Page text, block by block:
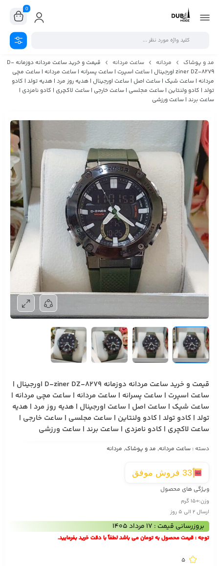
0
مد و پوشاک مردانه ساعت مردانه
قیمت و خرید ساعت مردانه دوزمانه D-
ziner DZ-8279 اورجینال | ساعت اسپرت | ساعت پسرانه | ساعت مردانه | ساعت مچی
مردانه | ساعت شیک | ساعت اصل | ساعت اورجینال | هدیه روز مرد | هدیه تولد | کادو
تولد | کادو ولنتاین | ساعت مجلسی | ساعت خارجی | ساعت لاکچری | کادو نامزدی |
ساعت برند | ساعت ورزشی
قیمت و خرید ساعت مردانه دوزمانه D-ziner DZ-8279 اورجینال |
ساعت اسپرت | ساعت پسرانه | ساعت مردانه | ساعت مچی مردانه |
ساعت شیک | ساعت اصل | ساعت اورجینال | هدیه روز مرد | هدیه
تولد | کادو تولد | کادو ولنتاین | ساعت مجلسی | ساعت خارجی |
ساعت لاکچری | کادو نامزدی | ساعت برند | ساعت ورزشی
دسته : ساعت مردانه, مد و پوشاک, مردانه
33 فروش موفق
ویژگی های محصول
وزن:150 گرم
ارسال 2 الی 5 روز
بروزرسانی قیمت : 17 مرداد 1405
توجه : قیمت محصول به تومان می باشد لطفاً با دقت خرید بفرمایید.
5